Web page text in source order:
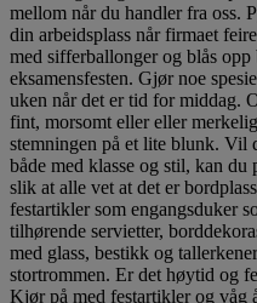
mellom når du handler fra oss.
din arbeidsplass når firmaet
med sifferballonger og blås
eksamensfesten. Gjør noe
uken når det er tid for middag.
fint, morsomt eller eller
stemningen på et lite blunk. Vil
både med klasse og stil, kan du
slik at alle vet at det er
festartikler som engangsduker
tilhørende servietter,
med glass, bestikk og
stortrommen. Er det høytid og
Kjør på med festartikler og våg